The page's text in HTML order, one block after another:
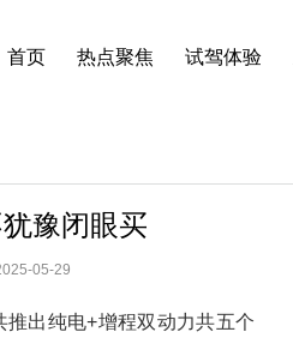
首页 热点聚焦 试驾体验
豫闭眼买
05-29
出纯电+增程双动力共五个